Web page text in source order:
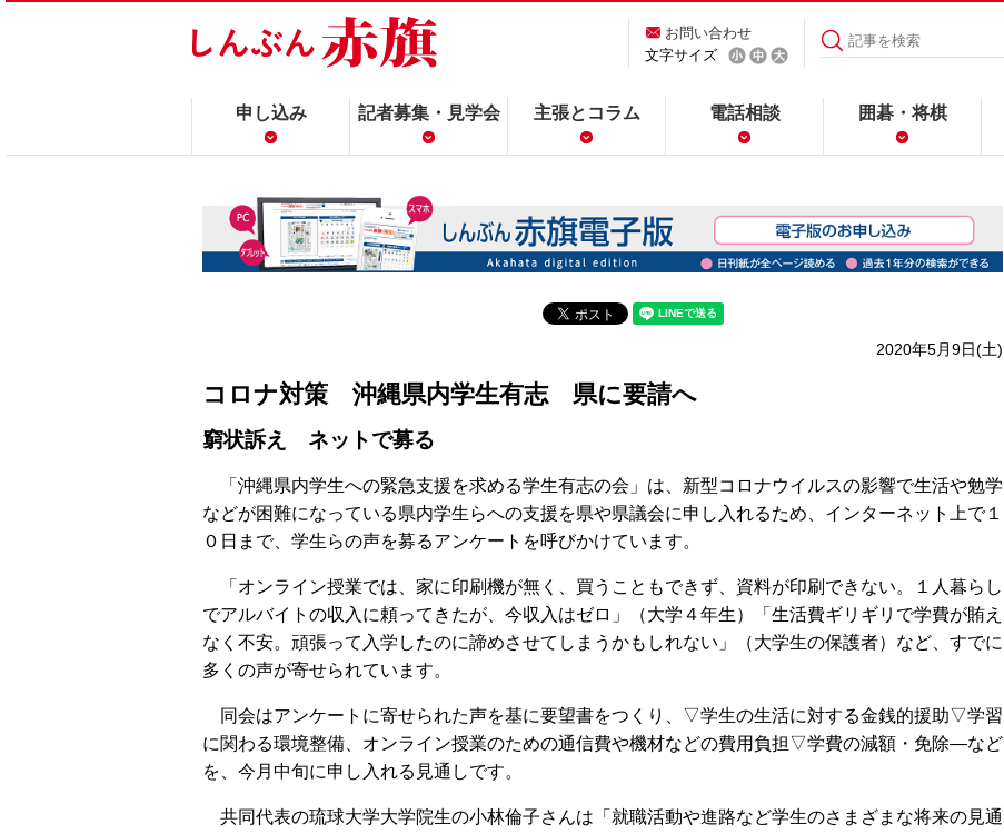
お問い合わせ
文字サイズ
申し込み 記者募集・見学会 主張とコラム 電話相談 囲碁・将棋
2020年5月9日(土)
コロナ対策 沖縄県内学生有志 県に要請へ
窮状訴え ネットで募る
「沖縄県内学生への緊急支援を求める学生有志の会」は、新型コロナウイルスの影響で生活や勉学
などが困難になっている県内学生らへの支援を県や県議会に申し入れるため、インターネット上で１
０日まで、学生らの声を募るアンケートを呼びかけています。
「オンライン授業では、家に印刷機が無く、買うこともできず、資料が印刷できない。１人暮らし
でアルバイトの収入に頼ってきたが、今収入はゼロ」（大学４年生）「生活費ギリギリで学費が賄え
なく不安。頑張って入学したのに諦めさせてしまうかもしれない」（大学生の保護者）など、すでに
多くの声が寄せられています。
同会はアンケートに寄せられた声を基に要望書をつくり、▽学生の生活に対する金銭的援助▽学習
に関わる環境整備、オンライン授業のための通信費や機材などの費用負担▽学費の減額・免除―など
を、今月中旬に申し入れる見通しです。
共同代表の琉球大学大学院生の小林倫子さんは「就職活動や進路など学生のさまざまな将来の見通